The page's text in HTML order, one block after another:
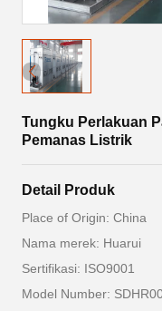
Tungku Perlakuan
Pemanas Listrik
Detail Produk
Place of Origin: China
Nama merek: Huarui
Sertifikasi: ISO9001
Model Number: